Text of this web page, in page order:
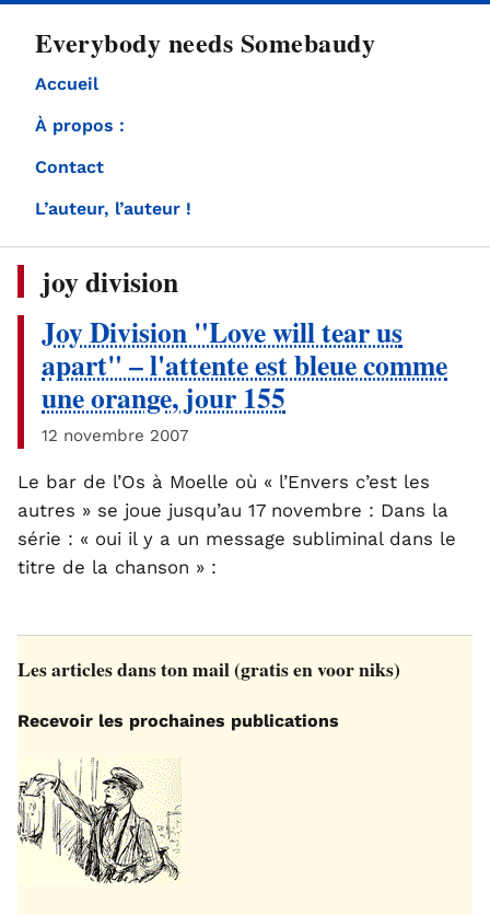
Everybody needs Somebaudy
Accueil
À propos :
Contact
L’auteur, l’auteur !
joy division
Joy Division "Love will tear us
apart" – l'attente est bleue comme
une orange, jour 155
12 novembre 2007
Le bar de l’Os à Moelle où « l’Envers c’est les
autres » se joue jusqu’au 17 novembre : Dans la
série : « oui il y a un message subliminal dans le
titre de la chanson » :
Les articles dans ton mail (gratis en voor niks)
Recevoir les prochaines publications